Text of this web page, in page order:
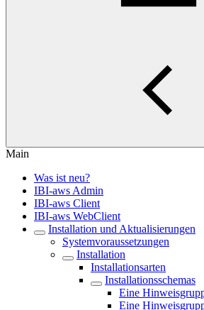
Main
Was ist neu?
IBI-aws Admin
IBI-aws Client
IBI-aws WebClient
Installation und Aktualisierungen
Systemvoraussetzungen
Installation
Installationsarten
Installationsschemas
Eine
Eine